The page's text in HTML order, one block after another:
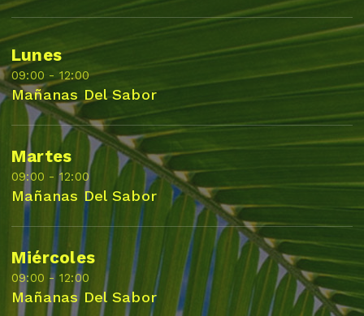
Lunes
09:00 - 12:00
Mañanas Del Sabor
Martes
09:00 - 12:00
Mañanas Del Sabor
Miércoles
09:00 - 12:00
Mañanas Del Sabor